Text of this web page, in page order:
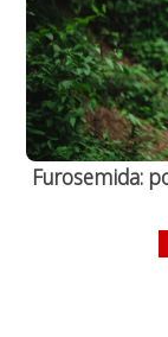
Furosemida: